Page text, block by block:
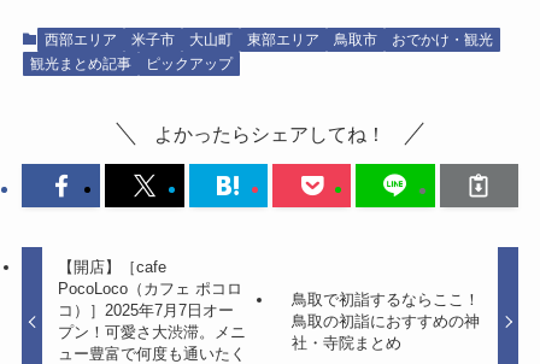
西部エリア 米子市 大山町 東部エリア 鳥取市
おでかけ・観光
観光まとめ記事
ピックアップ
よかったらシェアしてね！
【開店】［cafe
PocoLoco（カフェ ポコロ
コ）］2025年7月7日オー
プン！可愛さ大渋滞。メニ
ュー豊富で何度も通いたく
鳥取で初詣するならここ！
鳥取の初詣におすすめの神
社・寺院まとめ